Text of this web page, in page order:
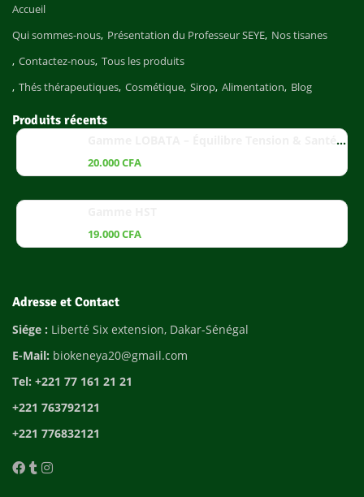
Accueil
Qui sommes-nous Présentation du Professeur SEYE Nos tisanes
Contactez-nous Tous les produits
Thés thérapeutiques Cosmétique Sirop Alimentation Blog
Produits récents
Gamme LOBATA – Équilibre Tension & Santé Cardiaque
20.000CFA
19.000CFA
Adresse et Contact
Siége : Liberté Six extension, Dakar-Sénégal
E-Mail: biokeneya20@gmail.com
Tel: +221 77 161 21 21
+221 763792121
+221 776832121